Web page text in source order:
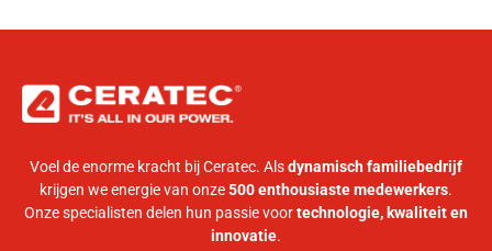
Voel de enorme kracht bij Ceratec. Alsdynamisch familiebedrijf
krijgen we energie van onze500 enthousiaste medewerkers.
Onze specialisten delen hun passie voortechnologie, kwaliteit en
innovatie.